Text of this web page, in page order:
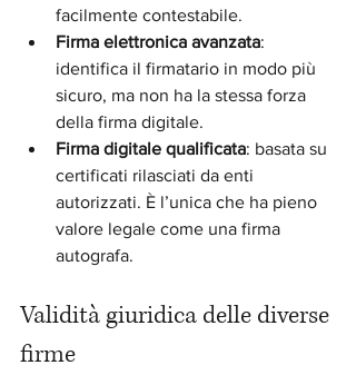
facilmente contestabile.
Firma elettronica avanzata:
identifica il firmatario in modo più
sicuro, ma non ha la stessa forza
della firma digitale.
Firma digitale qualificata: basata su
certificati rilasciati da enti
autorizzati. È l’unica che ha pieno
valore legale come una firma
autografa.
Validità giuridica delle diverse
firme